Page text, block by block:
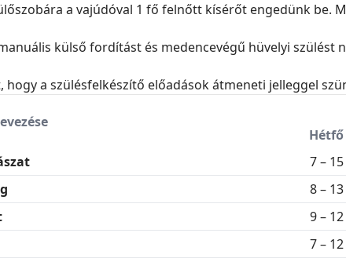
a vajúdóval 1 fő felnőtt kísérőt engedünk be.
külső fordítást és medencevégű hüvelyi
hogy a szülésfelkészítő előadások átmeneti jelleggel
Hétfő
7 – 15
8 – 13
9 – 12
7 – 12